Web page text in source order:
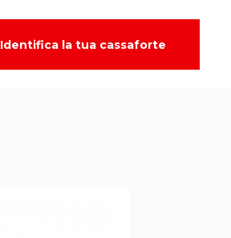
Identifica la tua cassaforte